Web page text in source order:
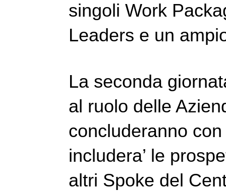
singoli Work
Leaders e un
La seconda
al ruolo delle
concluderanno
includera’ le
altri Spoke del